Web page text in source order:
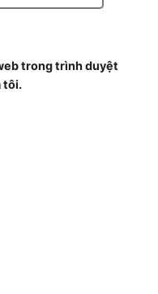
trong trình duyệt
tôi.